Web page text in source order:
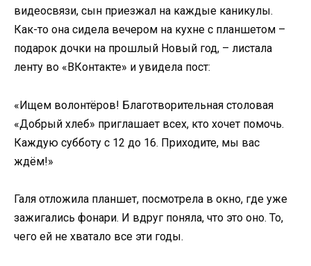
видеосвязи, сын приезжал на каждые каникулы.
Как-то она сидела вечером на кухне с планшетом –
подарок дочки на прошлый Новый год, – листала
ленту во «ВКонтакте» и увидела пост:
«Ищем волонтёров! Благотворительная столовая
«Добрый хлеб» приглашает всех, кто хочет помочь.
Каждую субботу с 12 до 16. Приходите, мы вас
ждём!»
Галя отложила планшет, посмотрела в окно, где уже
зажигались фонари. И вдруг поняла, что это оно. То,
чего ей не хватало все эти годы.